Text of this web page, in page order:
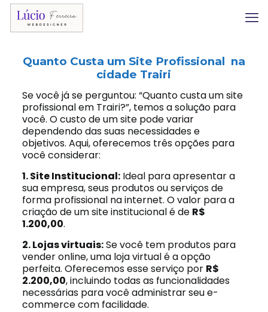
Quanto Custa um Site Profissional na
cidade Trairi
Se você já se perguntou: “Quanto custa um site
profissional em Trairi?”, temos a solução para
você. O custo de um site pode variar
dependendo das suas necessidades e
objetivos. Aqui, oferecemos três opções para
você considerar:
1. Site Institucional:Ideal para apresentar a
sua empresa, seus produtos ou serviços de
forma profissional na internet. O valor para a
criação de um site institucional é de R$
1.200,00.
2. Lojas virtuais:Se você tem produtos para
vender online, uma loja virtual é a opção
perfeita. Oferecemos esse serviço por R$
2.200,00, incluindo todas as funcionalidades
necessárias para você administrar seu e-
commerce com facilidade.